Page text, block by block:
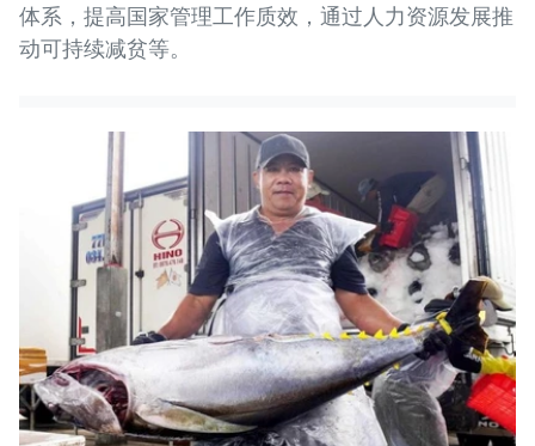
体系，提高国家管理工作质效，通过人力资源发展推
动可持续减贫等。